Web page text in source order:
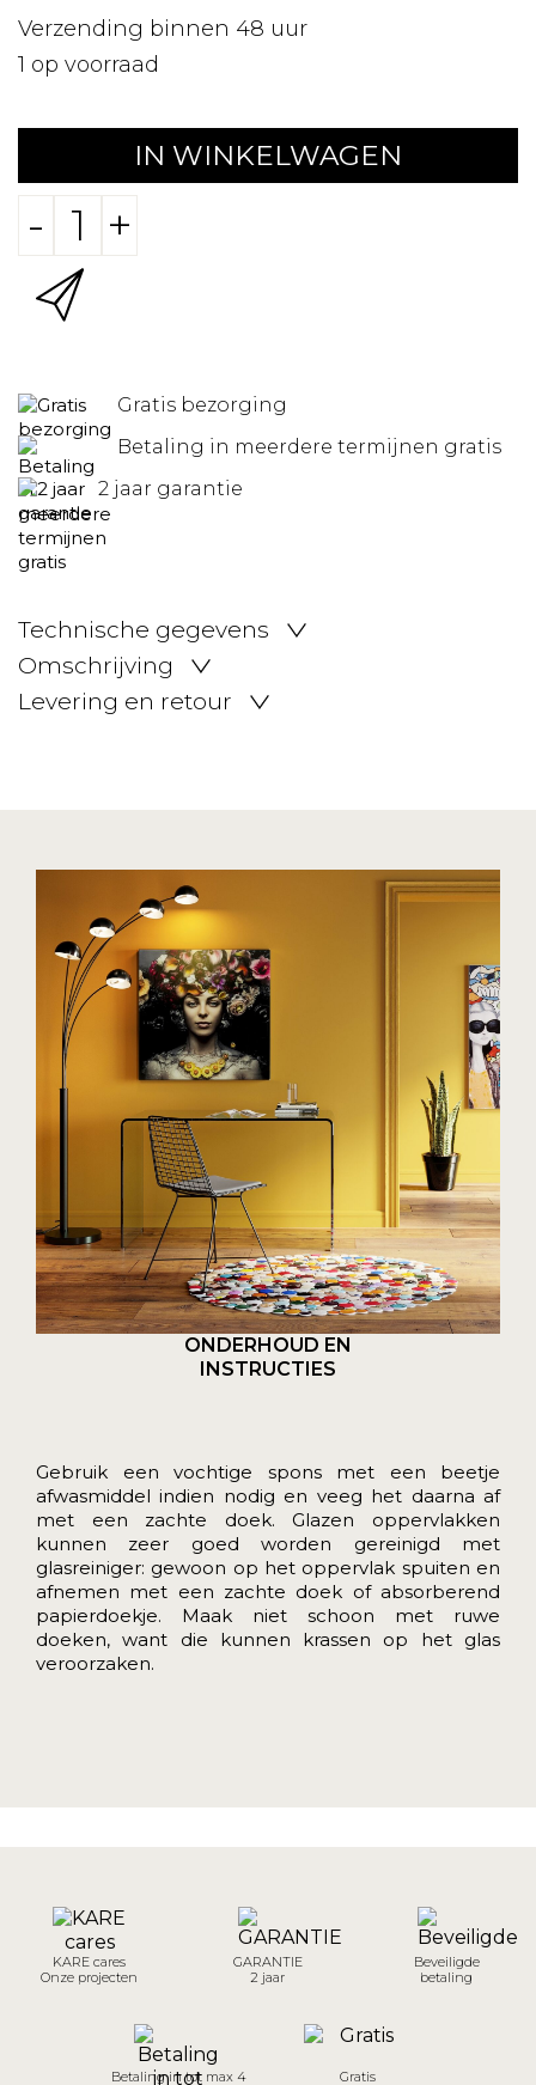
Verzending binnen 48 uur
1 op voorraad
IN WINKELWAGEN
- +
Gratis bezorging
Betaling in meerdere termijnen gratis
2 jaar garantie
Technische gegevens
Omschrijving
Levering en retour
ONDERHOUD EN
INSTRUCTIES
Gebruik een vochtige spons met een beetje
afwasmiddel indien nodig en veeg het daarna af
met een zachte doek. Glazen oppervlakken
kunnen zeer goed worden gereinigd met
glasreiniger: gewoon op het oppervlak spuiten en
afnemen met een zachte doek of absorberend
papierdoekje. Maak niet schoon met ruwe
doeken, want die kunnen krassen op het glas
veroorzaken.
KARE cares
Onze projecten
GARANTIE
2 jaar
Beveiligde
betaling
Betaling in tot max 4
Gratis